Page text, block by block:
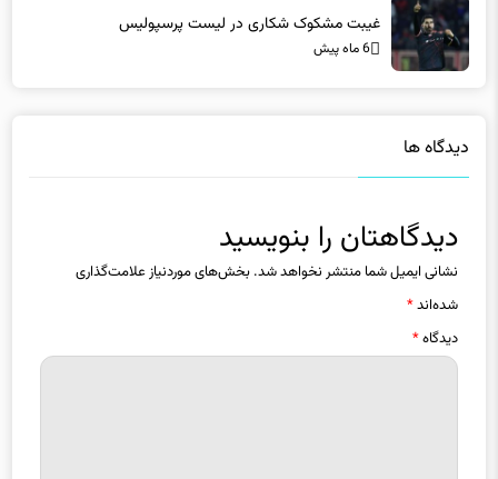
غیبت مشکوک شکاری در لیست پرسپولیس
6 ماه پیش
دیدگاه ها
دیدگاهتان را بنویسید
نشانی ایمیل شما منتشر نخواهد شد. بخش‌های موردنیاز علامت‌گذاری
شده‌اند*
دیدگاه*